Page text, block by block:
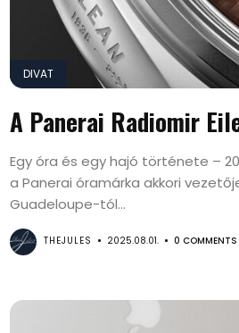
DIVAT
A Panerai Radiomir
Egy óra és egy hajó története –
a Panerai óramárka akkori
Guadeloupe-tól...
THEJULES 2025.08.01. 0 COMMENTS